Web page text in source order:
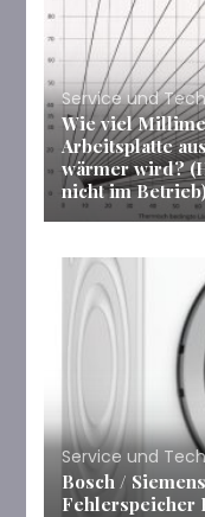
Service und
Wie viel
Arbeitsplatte
wärmer wird?
nicht im
Service und
Bosch /
Fehlerspeicher